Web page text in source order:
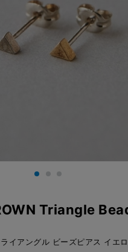
Triangle
イアングル ビーズピアス イエ